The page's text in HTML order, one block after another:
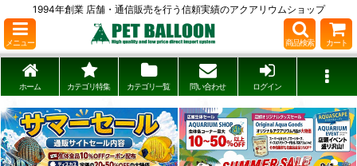
1994年創業 店舗・通信販売を行う信頼実績のアクアリウムショップ
メニュー 商品検索 カート
ホーム カテゴリ特集 カテゴリ一覧 問い合わせ ログイン